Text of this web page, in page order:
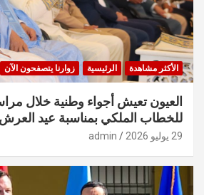
الأكثر مشاهدة الرئيسية زوارنا يتصفحون الآن
العيون تعيش أجواء وطنية خلال
للخطاب الملكي بمناسبة عيد العرش
29 يوليو 2026 admin